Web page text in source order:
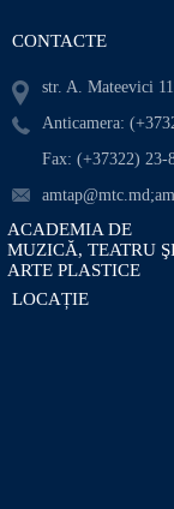
CONTACTE
str. A. Mateevici
Anticamera:
Fax: (+37322) 23-
ACADEMIA DE
MUZICĂ, TEATRU
ARTE PLASTICE
LOCAȚIE